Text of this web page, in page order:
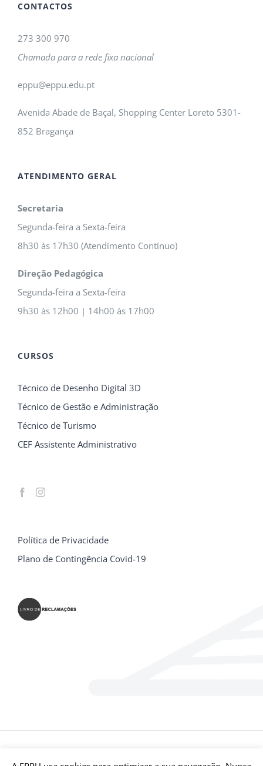
CONTACTOS
273 300 970
Chamada para a rede fixa nacional
eppu@eppu.edu.pt
Avenida Abade de Baçal, Shopping Center Loreto 5301-
852 Bragança
ATENDIMENTO GERAL
Secretaria
Segunda-feira a Sexta-feira
8h30 às 17h30 (Atendimento Contínuo)
Direção Pedagógica
Segunda-feira a Sexta-feira
9h30 às 12h00 | 14h00 às 17h00
CURSOS
Técnico de Desenho Digital 3D
Técnico de Gestão e Administração
Técnico de Turismo
CEF Assistente Administrativo
Política de Privacidade
Plano de Contingência Covid-19